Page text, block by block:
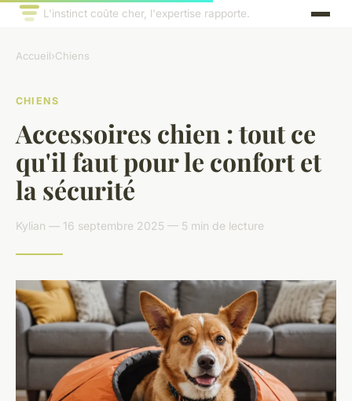
L'instinct coûte cher, l'expertise rapporte.
Accueil›Chiens
CHIENS
Accessoires chien : tout ce
qu'il faut pour le confort et
la sécurité
Kylian — 16 septembre 2025 — 5 min de lecture